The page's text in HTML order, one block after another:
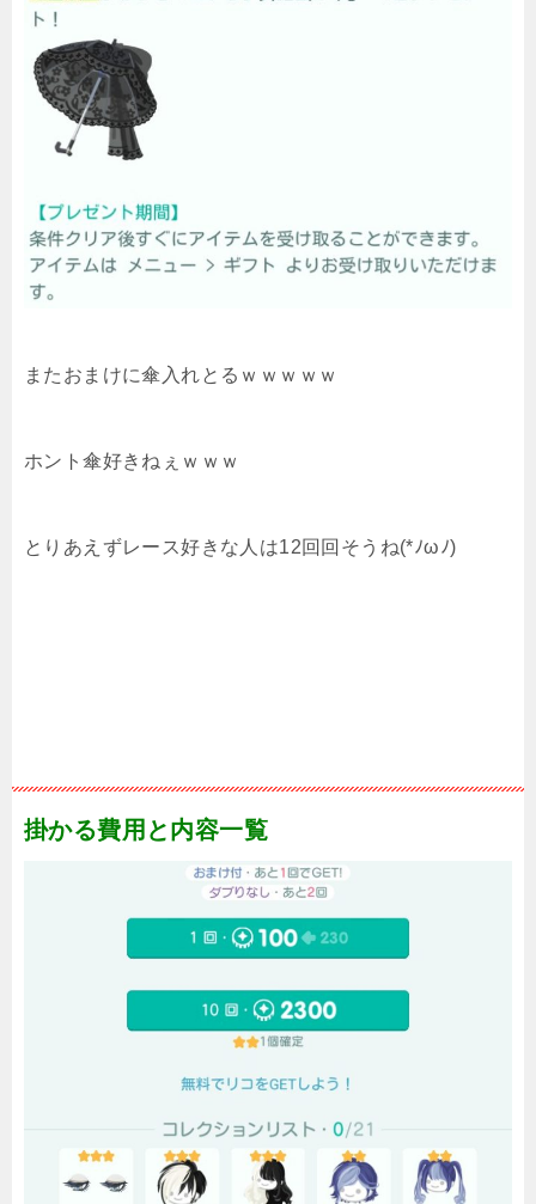
またおまけに傘入れとるｗｗｗｗｗ
ホント傘好きねぇｗｗｗ
とりあえずレース好きな人は12回回そうね(*ﾉωﾉ)
掛かる費用と内容一覧